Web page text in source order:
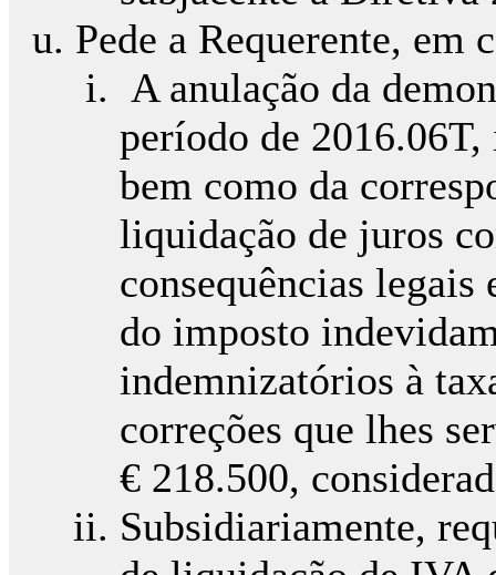
Pede a Requerente, em
A anulação da
período de
bem como da
liquidação de juros
consequências
do imposto
indemnizatórios à
correções que lhes
€ 218.500,
Subsidiariamente,